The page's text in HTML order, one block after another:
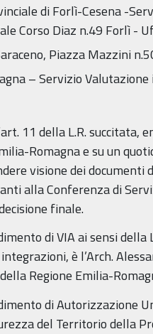
di Forlì-Cesena -
Corso Diaz n.49 Forlì -
Piazza Mazzini
– Servizio
11 della L.R.
Romagna e su un
visione dei
alla Conferenza di
finale.
di VIA ai sensi
è l’Arch.
Regione Emilia-
di Autorizzazione
del Territorio della